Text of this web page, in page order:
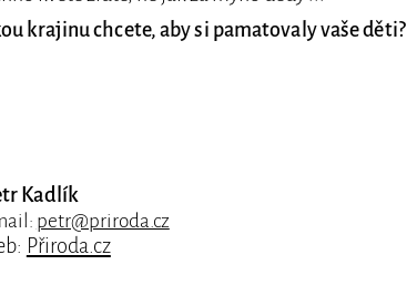
krajinu chcete, aby si pamatovaly vaše děti?
Kadlík
petr@priroda.cz
Přiroda.cz